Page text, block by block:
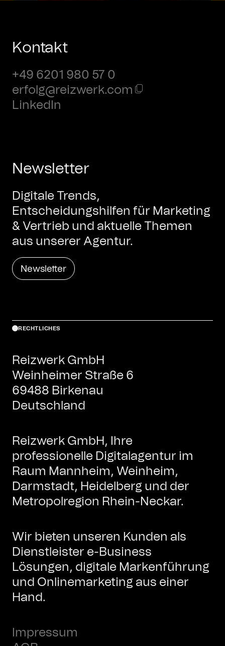
Kontakt
+49 6201 980 57 0
erfolg@reizwerk.com
LinkedIn
Newsletter
Digitale Trends,
Entscheidungshilfen für Marketing
& Vertrieb und aktuelle Themen
aus unserer Agentur.
Newsletter
RECHTLICHES
Reizwerk GmbH
Weinheimer Straße 6
69488 Birkenau
Deutschland
Reizwerk GmbH, Ihre
professionelle Digitalagentur im
Raum Mannheim, Weinheim,
Darmstadt, Heidelberg und der
Metropolregion Rhein-Neckar.
Wir bieten unseren Kunden als
Dienstleister e-Business
Lösungen, digitale Markenführung
und Onlinemarketing aus einer
Hand.
Impressum